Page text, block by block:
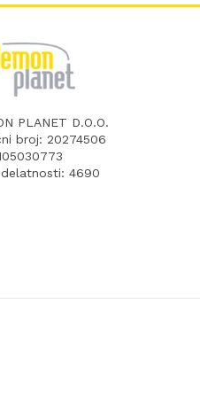
PLANET D.O.O.
broj: 20274506
4690